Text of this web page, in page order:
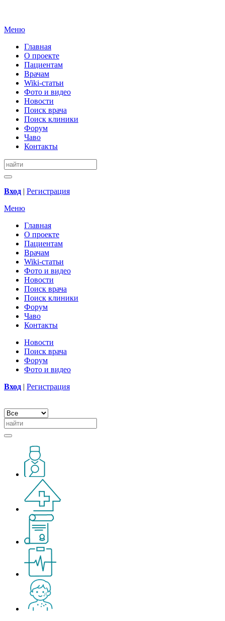
Меню
Главная
О проекте
Пациентам
Врачам
Wiki-статьи
Фото и видео
Новости
Поиск врача
Поиск клиники
Форум
Чаво
Контакты
Вход | Регистрация
Меню
Главная
О проекте
Пациентам
Врачам
Wiki-статьи
Фото и видео
Новости
Поиск врача
Поиск клиники
Форум
Чаво
Контакты
Новости
Поиск врача
Форум
Фото и видео
Вход | Регистрация